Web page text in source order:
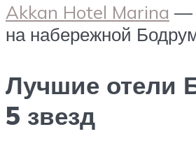
Akkan Hotel Marina —
на набережной
Лучшие отели
5 звезд